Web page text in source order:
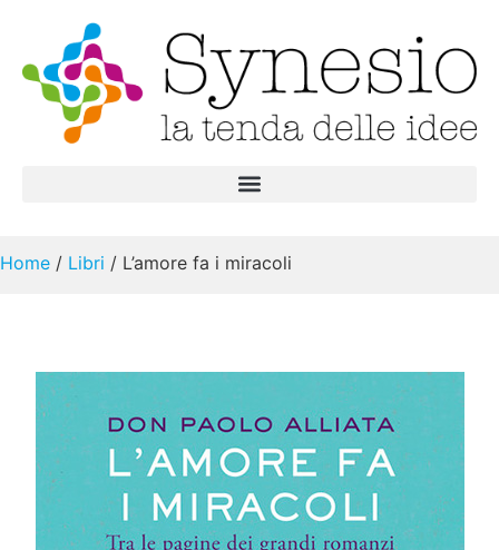
Home / Libri / L’amore fa i miracoli